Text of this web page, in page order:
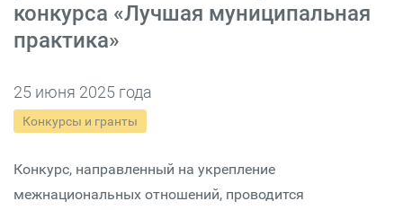
конкурса «Лучшая муниципальная
практика»
25 июня 2025 года
Конкурсы и гранты
Конкурс, направленный на укрепление
межнациональных отношений, проводится